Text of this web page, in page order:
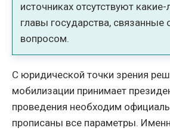
источниках отсутствуют
главы государства, связанные
вопросом.
С юридической точки зрения
мобилизации принимает
проведения необходим
прописаны все параметры.